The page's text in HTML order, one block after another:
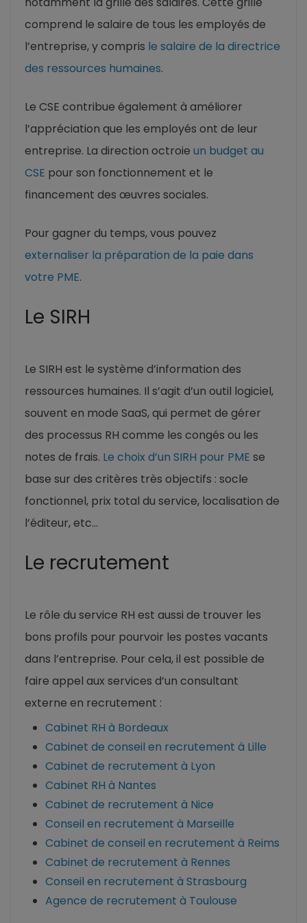
comprend le salaire de tous les employés de
l’entreprise, y compris le salaire de la directrice
des ressources humaines.
Le CSE contribue également à améliorer
l’appréciation que les employés ont de leur
entreprise. La direction octroie un budget au
CSE pour son fonctionnement et le
financement des œuvres sociales.
Pour gagner du temps, vous pouvez
externaliser la préparation de la paie dans
votre PME.
Le SIRH
Le SIRH est le système d’information des
ressources humaines. Il s’agit d’un outil logiciel,
souvent en mode SaaS, qui permet de gérer
des processus RH comme les congés ou les
notes de frais. Le choix d’un SIRH pour PME se
base sur des critères très objectifs : socle
fonctionnel, prix total du service, localisation de
l’éditeur, etc…
Le recrutement
Le rôle du service RH est aussi de trouver les
bons profils pour pourvoir les postes vacants
dans l’entreprise. Pour cela, il est possible de
faire appel aux services d’un consultant
externe en recrutement :
Cabinet RH à Bordeaux
Cabinet de conseil en recrutement à Lille
Cabinet de recrutement à Lyon
Cabinet RH à Nantes
Cabinet de recrutement à Nice
Conseil en recrutement à Marseille
Cabinet de conseil en recrutement à Reims
Cabinet de recrutement à Rennes
Conseil en recrutement à Strasbourg
Agence de recrutement à Toulouse